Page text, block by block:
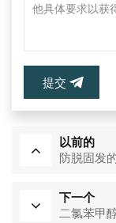
提交
以前的
防脱固发
下一个
二氯苯甲